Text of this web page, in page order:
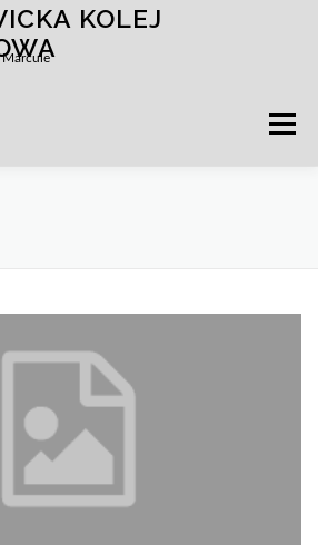
KOLEJ
Marcule
Menu